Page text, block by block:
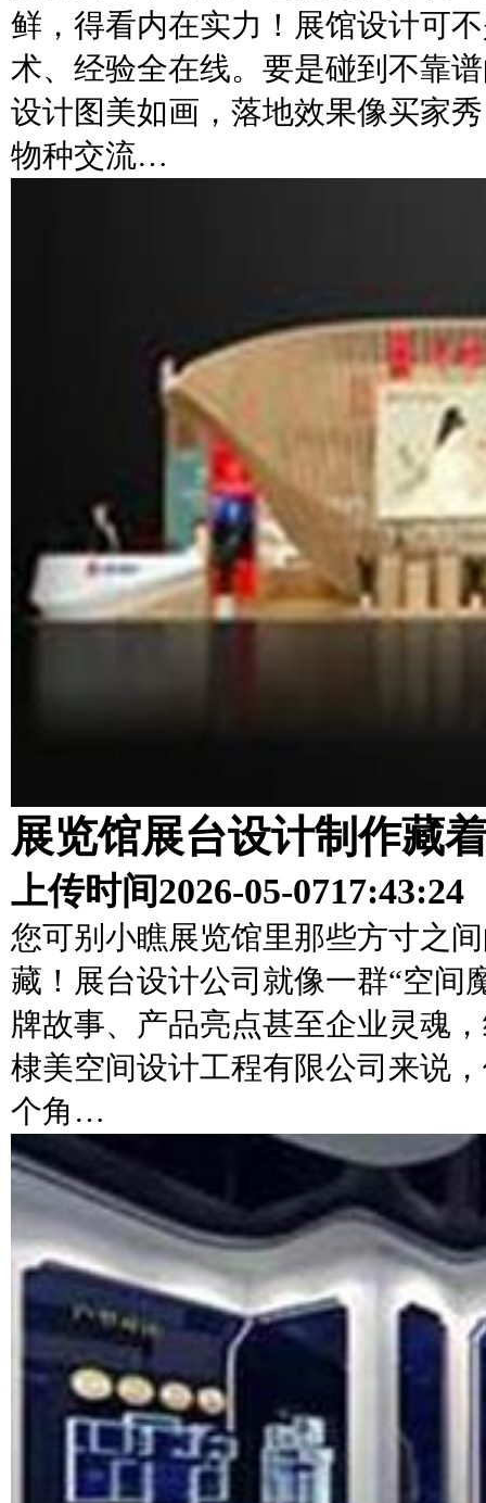
鲜，得看内在实力！展馆设计可
术、经验全在线。要是碰到不靠
设计图美如画，落地效果像买家
物种交流…
展览馆展台设计制作藏
上传时间2026-05-0717:43:24
您可别小瞧展览馆里那些方寸之
藏！展台设计公司就像一群“空间
牌故事、产品亮点甚至企业灵魂
棣美空间设计工程有限公司来说
个角…